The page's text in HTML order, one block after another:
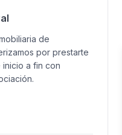
de
por prestarte
a fin con